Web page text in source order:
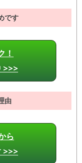
です
！
>>>
由
ら
>>>